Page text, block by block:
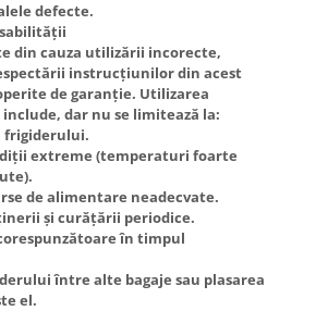
defecte.
din cauza utilizării incorecte,
instrucțiunilor din acest
de garanție. Utilizarea
dar nu se limitează la:
frigiderului.
extreme (temperaturi foarte
de alimentare neadecvate.
și curățării periodice.
în timpul
între alte bagaje sau plasarea
el.